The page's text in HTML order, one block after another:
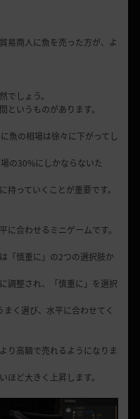
易商人に魚を売った方が、よ
しょう。
というものがあります。
魚の相場は徐々に下がってし
の30%にしかならないた
っていくことが重要です。
合わせるミニゲームです。
「慎重に」の2つの選択肢か
調整され、「慎重に」を選択
く選び、水平に合わせてく
り高額で売れるようになりま
ほど大きく上昇します。